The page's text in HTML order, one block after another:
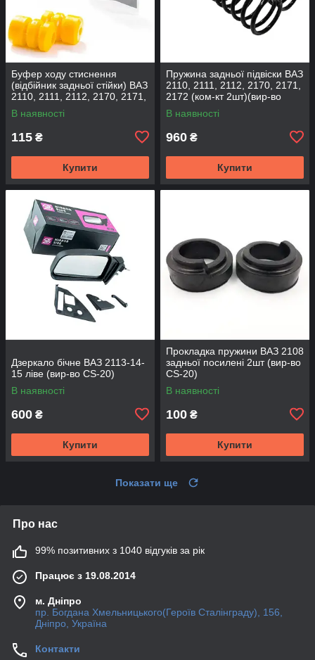
Буфер ходу стиснення
(відбійник задньої стійки) ВАЗ
2110, 2111, 2112, 2170, 2171,
2172 (2шт) (вир-во CS-20
В наявності
115 ₴
Купити
Пружина задньої підвіски ВАЗ
2110, 2111, 2112, 2170, 2171,
2172 (ком-кт 2шт)(вир-во
SKADI)
В наявності
960 ₴
Купити
Дзеркало бічне ВАЗ 2113-14-
15 ліве (вир-во CS-20)
В наявності
600 ₴
Купити
Прокладка пружини ВАЗ 2108
задньої посилені 2шт (вир-во
CS-20)
В наявності
100 ₴
Купити
Показати ще
Про нас
99% позитивних з 1040 відгуків за рік
Працює з 19.08.2014
м. Дніпро
пр. Богдана Хмельницького(Героїв Сталінграду), 156,
Дніпро, Україна
Контакти